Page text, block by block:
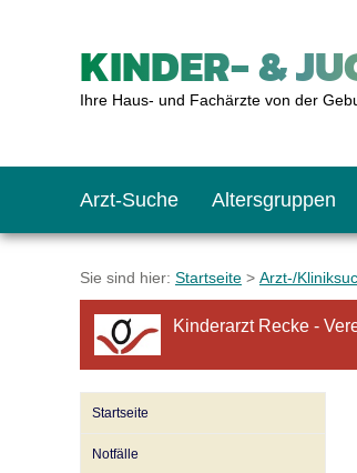
KINDER- &
Ihre Haus- und Fachärzte von der
Arzt-Suche Altersgruppen
Sie sind hier: Startseite > Arzt-/
Kinderarzt Recke -
Startseite
Notfälle